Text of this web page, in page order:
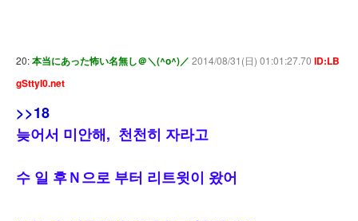
20:本当にあった怖い名無し＠＼(^o^)／ 2014/08/31(日) 01:01:27.70 ID:LB
gSttyI0.net
>>18
늦어서 미안해, 천천히 자라고
수 일 후Ｎ으로 부터 리트윗이 왔어